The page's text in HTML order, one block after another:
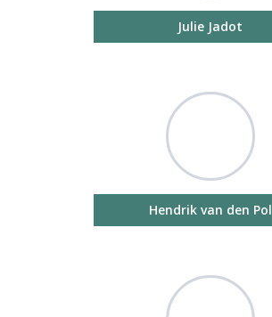
Julie Jadot
Hendrik van den Pol